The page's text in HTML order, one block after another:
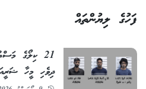
ފަހުގެ ލިޔުންތައް
21 ކިލޯގެ
ދިވެހި މީހާ